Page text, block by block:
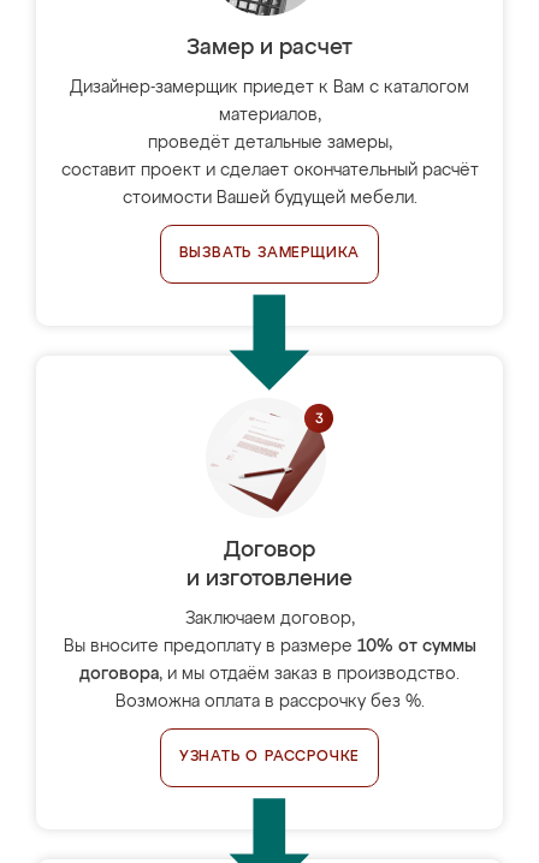
Замер и расчет
Дизайнер-замерщик приедет к Вам с каталогом
материалов,
проведёт детальные замеры,
составит проект и сделает окончательный расчёт
стоимости Вашей будущей мебели.
ВЫЗВАТЬ ЗАМЕРЩИКА
Договор
и изготовление
Заключаем договор,
Вы вносите предоплату в размере 10% от суммы
договора, и мы отдаём заказ в производство.
Возможна оплата в рассрочку без %.
УЗНАТЬ О РАССРОЧКЕ